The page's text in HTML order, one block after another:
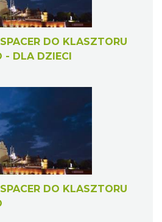
DO KLASZTORU
- DLA DZIECI
DO KLASZTORU